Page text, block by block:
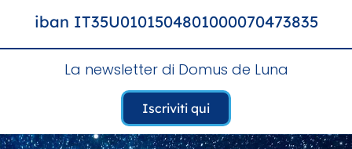
iban IT35U0101504801000070473835
La newsletter di Domus de Luna
Iscriviti qui